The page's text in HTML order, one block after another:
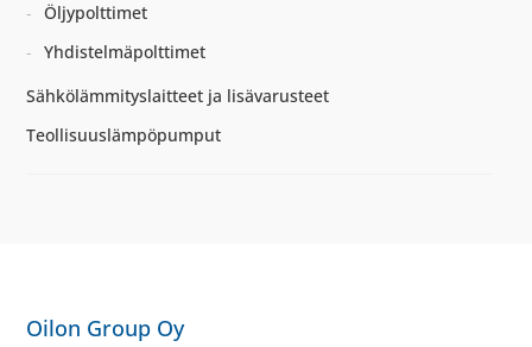
Öljypolttimet
Yhdistelmäpolttimet
Sähkölämmityslaitteet ja lisävarusteet
Teollisuuslämpöpumput
Oilon Group Oy